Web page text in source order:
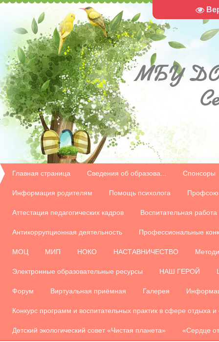
МБУ
Главная страница Сведения об образова... Спонсоры
Информация родителям Помощь психолога
Аттестация педагогических кадров Воспитательная работа
Антикоррупционная деятельность Профессиональные
МОЦ МИП НОКО НАСТАВНИЧЕСТВО
Электронные образовательные ресурсы НАШ ГЕРОЙ
Форум Виртуальная приёмная Галерея
Конкурс программ и воспитательных практик в сфере отдыха
Детский экологический совет «Чистая планета» «Сердце